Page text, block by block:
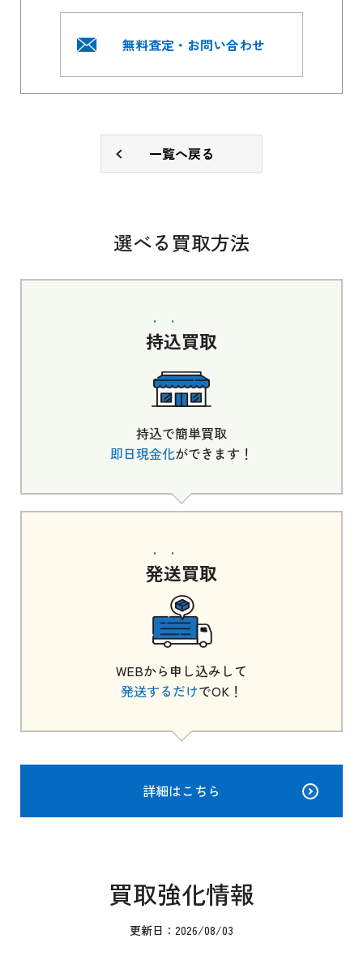
無料査定・お問い合わせ
一覧へ戻る
選べる買取方法
持込買取
持込で簡単買取
即日現金化ができます！
発送買取
WEBから申し込みして
発送するだけでOK！
詳細はこちら
買取強化情報
更新日：2026/08/03